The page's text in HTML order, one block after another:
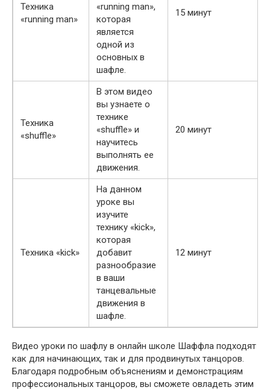
Техника
«running man»
«running man»,
которая
является
одной из
основных в
шафле.
15 минут
Техника
«shuffle»
В этом видео
вы узнаете о
технике
«shuffle» и
научитесь
выполнять ее
движения.
20 минут
Техника «kick»
На данном
уроке вы
изучите
технику «kick»,
которая
добавит
разнообразие
в ваши
танцевальные
движения в
шафле.
12 минут
Видео уроки по шафлу в онлайн школе Шаффла подходят
как для начинающих, так и для продвинутых танцоров.
Благодаря подробным объяснениям и демонстрациям
профессиональных танцоров, вы сможете овладеть этим